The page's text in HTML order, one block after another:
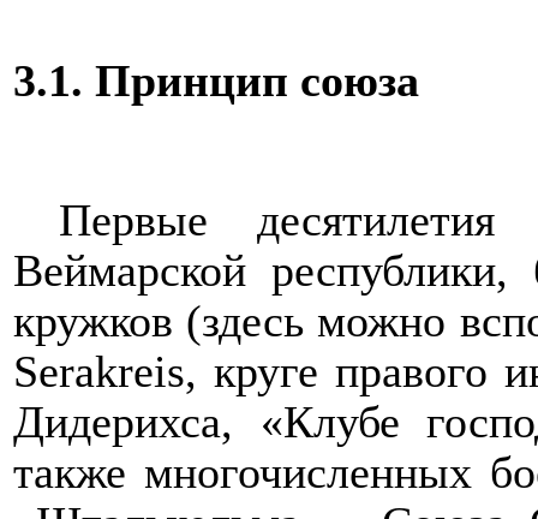
3.1. Принцип союза
Первые
Веймарской
кружков (здесь можно
Serakreis, круге правого
Дидерихса, «Клубе
также многочисленных